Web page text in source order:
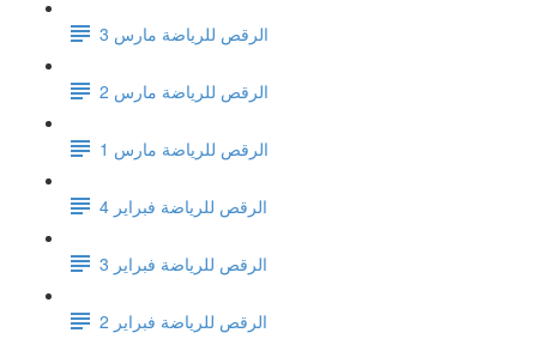
الرقص للرياضة مارس 3
الرقص للرياضة مارس 2
الرقص للرياضة مارس 1
الرقص للرياضة فبراير 4
الرقص للرياضة فبراير 3
الرقص للرياضة فبراير 2